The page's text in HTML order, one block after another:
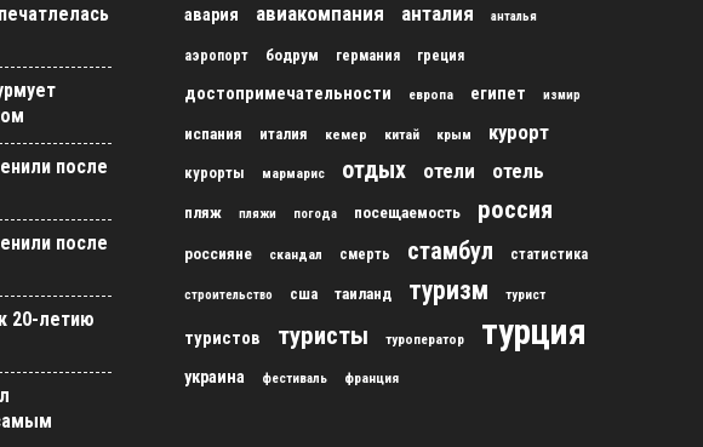
после
после
20-летию
авария авиакомпания анталия анталья
аэропорт бодрум германия греция
достопримечательности европа египет измир
испания италия кемер китай крым курорт
курорты мармарис отдых отели отель
пляж пляжи погода посещаемость россия
россияне скандал смерть стамбул статистика
строительство сша таиланд туризм турист
туристов туристы туроператор турция
украина фестиваль франция